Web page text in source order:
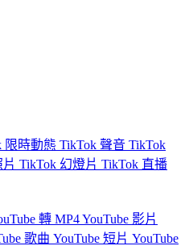
限時動態 TikTok 聲音 TikTok
TikTok 幻燈片 TikTok 直播
轉 MP4YouTube 影片
歌曲 YouTube 短片 YouTube